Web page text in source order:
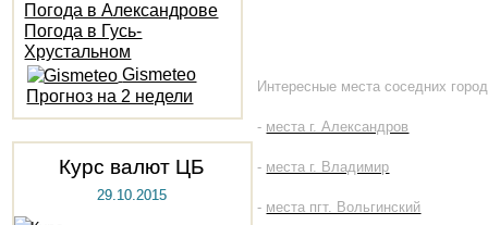
Погода в Александрове
Погода в Гусь-
Хрустальном
Gismeteo
Прогноз на 2 недели
Курс валют ЦБ
29.10.2015
Интересные места соседних
- места г. Александров
- места г. Владимир
- места пгт. Вольгинский